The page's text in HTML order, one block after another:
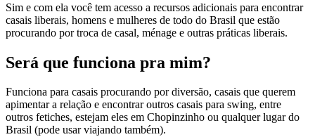
Sim e com ela você tem acesso a recursos adicionais para encontrar
casais liberais, homens e mulheres de todo do Brasil que estão
procurando por troca de casal, ménage e outras práticas liberais.
Será que funciona pra mim?
Funciona para casais procurando por diversão, casais que querem
apimentar a relação e encontrar outros casais para swing, entre
outros fetiches, estejam eles em Chopinzinho ou qualquer lugar do
Brasil (pode usar viajando também).